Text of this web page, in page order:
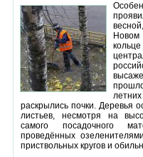
раскрылись почки. Деревья
листьев, несмотря на
самого посадочного
проведённых
приствольных кругов и